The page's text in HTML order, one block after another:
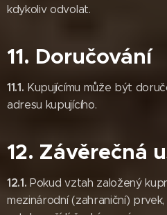
kdykoliv odvolat.
11. Doručování
11.1. Kupujícímu může být
adresu kupujícího.
12. Závěrečná
12.1.Pokud vztah založený
mezinárodní (zahraniční)